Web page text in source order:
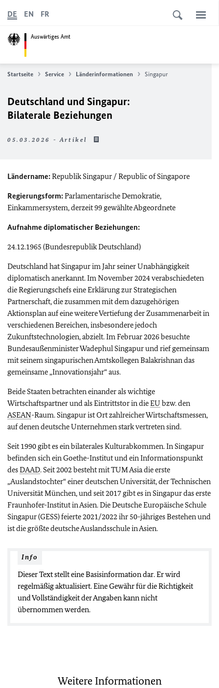
Auswärtiges Amt
DE EN FR
Startseite Service Länderinformationen Singapur
Deutschland und Singapur:
Bilaterale Beziehungen
05.03.2026 - Artikel
Ländername:Republik Singapur /Republic of Singapore
Regierungsform:Parlamentarische Demokratie,
Einkammersystem, derzeit 99 gewählte Abgeordnete
Aufnahme diplomatischer Beziehungen:
24.12.1965 (Bundesrepublik Deutschland)
Deutschland hat Singapur im Jahr seiner Unabhängigkeit
diplomatisch anerkannt. Im November 2024 verabschiedeten
die Regierungschefs eine Erklärung zur Strategischen
Partnerschaft, die zusammen mit dem dazugehörigen
Aktionsplan auf eine weitere Vertiefung der Zusammenarbeit in
verschiedenen Bereichen, insbesondere jedoch
Zukunftstechnologien, abzielt. Im Februar 2026 besuchte
Bundesaußenminister Wadephul Singapur und rief gemeinsam
mit seinem singapurischen Amtskollegen Balakrishnan das
gemeinsame „Innovationsjahr“ aus.
Beide Staaten betrachten einander als wichtige
Wirtschaftspartner und als Eintrittstor in dieEU bzw. den
ASEAN-Raum. Singapur ist Ort zahlreicher Wirtschaftsmessen,
auf denen deutsche Unternehmen stark vertreten sind.
Seit 1990 gibt es ein bilaterales Kulturabkommen. In Singapur
befinden sich ein Goethe-Institut und ein Informationspunkt
desDAAD. Seit 2002 besteht mit TUM Asia die erste
„Auslandstochter“ einer deutschen Universität, der Technischen
Universität München, und seit 2017 gibt es in Singapur das erste
Fraunhofer-Institut in Asien. Die Deutsche Europäische Schule
Singapur (GESS) feierte 2021/2022 ihr 50-jähriges Bestehen und
ist die größte deutsche Auslandsschule in Asien.
Info
Dieser Text stellt eine Basisinformation dar. Er wird
regelmäßig aktualisiert. Eine Gewähr für die Richtigkeit
und Vollständigkeit der Angaben kann nicht
übernommen werden.
Weitere Informationen